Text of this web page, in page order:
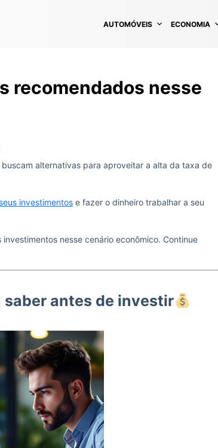
AUTOMÓVEIS ECONOMIA
recomendados nesse
alternativas para aproveitar a alta da taxa de
investimentos e fazer o dinheiro trabalhar a seu
nesse cenário econômico. Continue
saber antes de investir